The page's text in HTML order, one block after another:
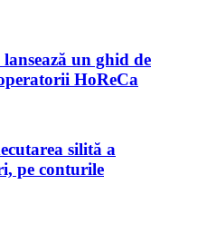
un ghid de
HoReCa
silită a
pe conturile